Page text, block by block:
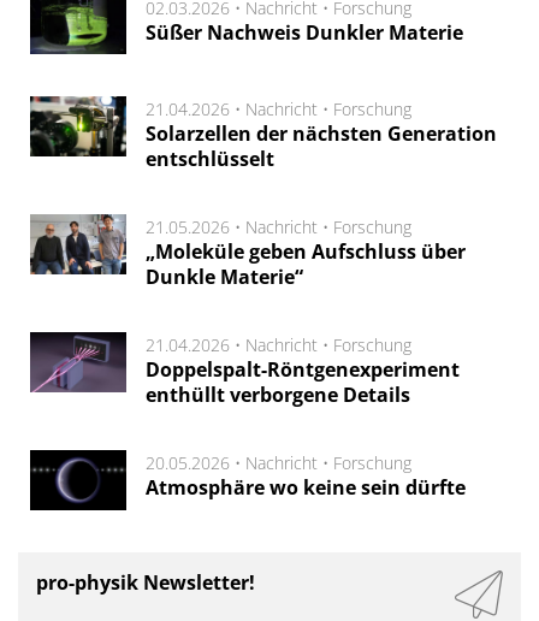
02.03.2026 • Nachricht • Forschung
Süßer Nachweis Dunkler Materie
21.04.2026 • Nachricht • Forschung
Solarzellen der nächsten Generation
entschlüsselt
21.05.2026 • Nachricht • Forschung
„Moleküle geben Aufschluss über
Dunkle Materie“
21.04.2026 • Nachricht • Forschung
Doppelspalt-Röntgenexperiment
enthüllt verborgene Details
20.05.2026 • Nachricht • Forschung
Atmosphäre wo keine sein dürfte
pro-physik Newsletter!